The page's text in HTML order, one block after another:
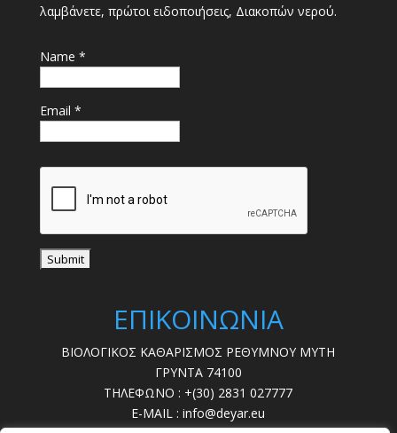
λαμβάνετε, πρώτοι ειδοποιήσεις, Διακοπών νερού.
Name *
Email *
ΕΠΙΚΟΙΝΩΝΙΑ
ΒΙΟΛΟΓΙΚΟΣ ΚΑΘΑΡΙΣΜΟΣ ΡΕΘΥΜΝΟΥ ΜΥΤΗ
ΓΡΥΝΤΑ 74100
ΤΗΛΕΦΩΝΟ : +(30) 2831 027777
E-MAIL : info@deyar.eu